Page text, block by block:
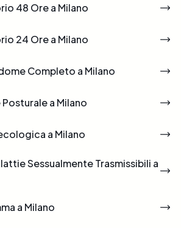
48 Ore a Milano
24 Ore a Milano
Completo a Milano
a Milano
a Milano
Sessualmente Trasmissibili a
a Milano